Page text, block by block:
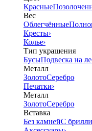
Красные
Вес
Облегчённые
Кресты›
Колье›
Тип украшения
БусыПодвеска на
Металл
ЗолотоСеребро
Печатки›
Металл
ЗолотоСеребро
Вставка
Без камнейС